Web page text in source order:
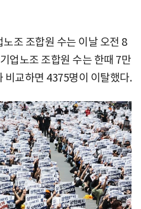
조 조합원 수는 이날 오전 8
업노조 조합원 수는 한때 7만
교하면 4375명이 이탈했다.